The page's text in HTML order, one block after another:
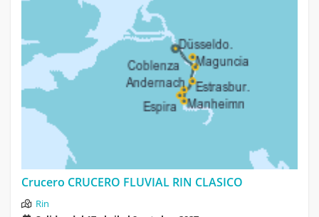
Crucero CRUCERO FLUVIAL RIN CLASICO
Rin